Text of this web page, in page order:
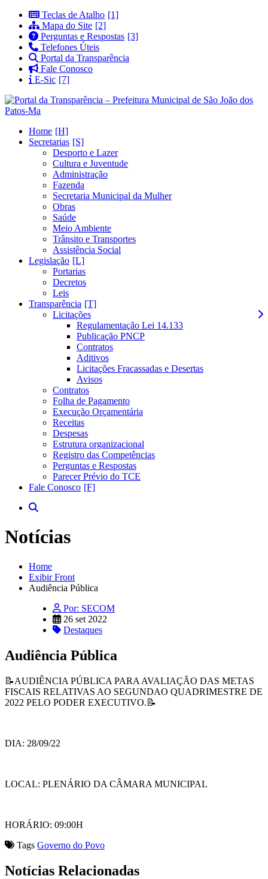
Teclas de Atalho
Mapa do Site
Perguntas e Respostas
Telefones Úteis
Portal da Transparência
Fale Conosco
E-Sic
Home
Secretarias
Desporto e Lazer
Cultura e Juventude
Administração
Fazenda
Secretaria Municipal da Mulher
Obras
Saúde
Meio Ambiente
Trânsito e Transportes
Assistência Social
Legislação
Portarias
Decretos
Leis
Transparência
Licitações
Regulamentação Lei 14.133
Publicação PNCP
Contratos
Aditivos
Licitações Fracassadas e Desertas
Avisos
Contratos
Folha de Pagamento
Execução Orçamentária
Receitas
Despesas
Estrutura organizacional
Registro das Competências
Perguntas e Respostas
Parecer Prévio do TCE
Fale Conosco
Notícias
Home
Exibir Front
Audiência Pública
Por: SECOM
26 set 2022
Destaques
Audiência Pública
📝AUDIÊNCIA PÚBLICA PARA AVALIAÇÃO DAS METAS
FISCAIS RELATIVAS AO SEGUNDAO QUADRIMESTRE DE
2022 PELO PODER EXECUTIVO.📝
DIA: 28/09/22
LOCAL: PLENÁRIO DA CÂMARA MUNICIPAL
HORÁRIO: 09:00H
Tags Governo do Povo
Notícias Relacionadas